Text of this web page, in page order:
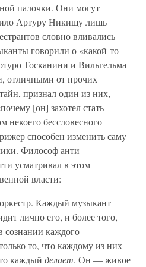
палочки. Они могут
Артуру Никишу лишь
словно вливались
говорили о «какой-то
Тосканини и Вильгельма
отличными от прочих
признал один из них,
[он] захотел стать
некоего бессловесного
способен изменить саму
Философ анти-
усматривал в этом
власти:
Каждый музыкант
лично его, и более того,
каждого
то, что каждому из них
каждый делает. Он — живое